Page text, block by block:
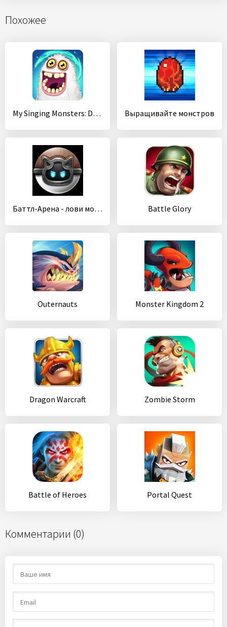
Похожее
My Singing Monsters: Dawn of Fire Выращивайте монстров
Баттл-Арена - лови монстров Battle Glory
Outernauts Monster Kingdom 2
Dragon Warcraft Zombie Storm
Battle of Heroes Portal Quest
Комментарии (0)